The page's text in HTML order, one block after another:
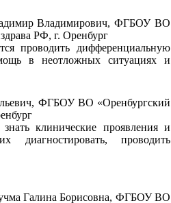
Владимирович, ФГБОУ ВО
РФ, г. Оренбург
проводить дифференциальную
в неотложных ситуациях и
ФГБОУ ВО «Оренбургский
клинические проявления и
проводить
Галина Борисовна, ФГБОУ ВО